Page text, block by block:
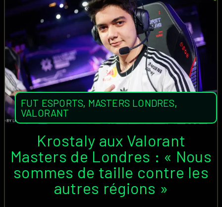
FUT ESPORTS, MASTERS LONDRES,
VALORANT
Krostaly aux Valorant
Masters de Londres : « Nous
sommes de taille contre les
autres régions »